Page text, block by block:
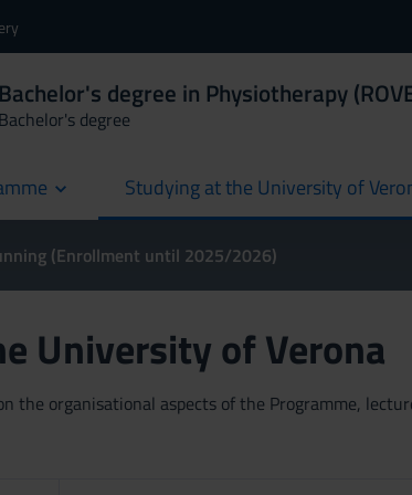
Bachelor's degree in Physiotherapy
Bachelor's degree
Studying at the University of
(Enrollment until 2025/2026)
University of Verona
the organisational aspects of the Programme,